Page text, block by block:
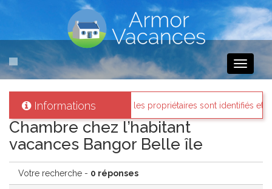
Toggle
Informations
Armor-vacances: Tous les propriétaires sont identifiés et les
Chambre chez l’habitant
vacances Bangor Belle île
Votre recherche - 0 réponses